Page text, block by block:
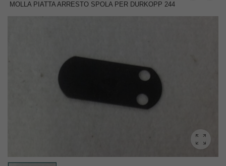
MOLLA PIATTA ARRESTO SPOLA PER DURKOPP 244